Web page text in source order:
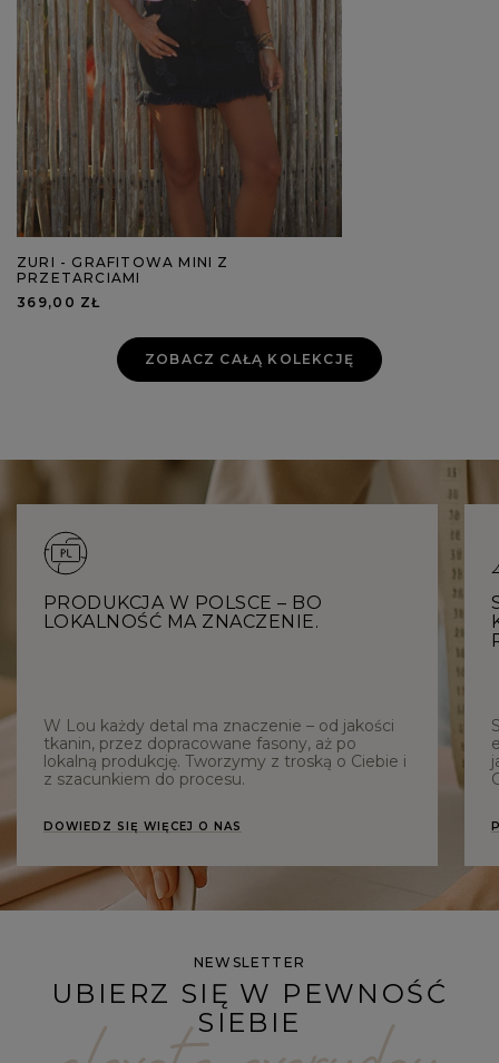
ZURI - GRAFITOWA MINI Z
PRZETARCIAMI
369,00 ZŁ
ZOBACZ CAŁĄ KOLEKCJĘ
PRODUKCJA W POLSCE – BO
LOKALNOŚĆ MA ZNACZENIE.
W Lou każdy detal ma znaczenie – od jakości
tkanin, przez dopracowane fasony, aż po
lokalną produkcję. Tworzymy z troską o Ciebie i
z szacunkiem do procesu.
DOWIEDZ SIĘ WIĘCEJ O NAS
NEWSLETTER
UBIERZ SIĘ W PEWNOŚĆ
SIEBIE